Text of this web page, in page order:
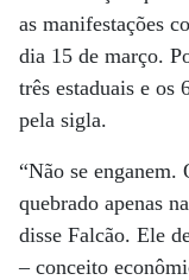
as manifestações
dia 15 de março.
três estaduais e os
pela sigla.
“Não se
quebrado apenas
disse Falcão. Ele
– conceito